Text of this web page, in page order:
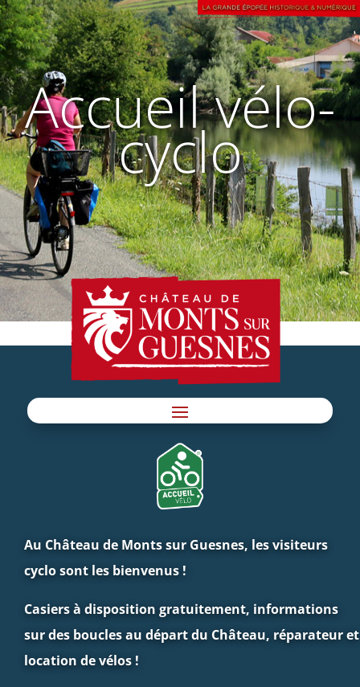
Accueil vélo-
cyclo
Au Château de Monts sur Guesnes, les visiteurs
cyclo sont les bienvenus !
Casiers à disposition gratuitement, informations
sur des boucles au départ du Château, réparateur et
location de vélos !